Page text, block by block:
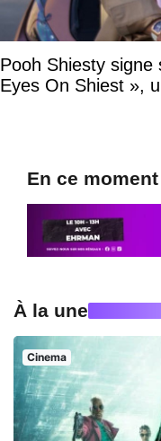
Pooh Shiesty signe
Eyes On Shiest »,
En ce
À la une
Cinema